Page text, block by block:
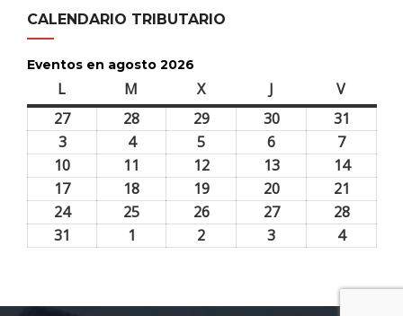
CALENDARIO TRIBUTARIO
Eventos en agosto 2026
L M Xmiércoles J Vviernes
2727
28 2929
2026
3030
2026
31
2026
33
agosto,
2026
44
agosto,
2026
5
agosto,
2026
6
agosto,
2026
77
agosto,
2026
10
agosto,
2026
11 1212
agosto,
2026
1313
agosto,
2026
1414
2026
1717
agosto,
18 1919
agosto,
2020
agosto,
21
agosto,
2424
25 2626
2727
2828
31 1 2 3 44